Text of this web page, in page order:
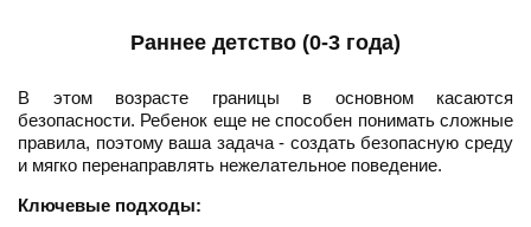
Раннее детство (0-3 года)
В этом возрасте границы в основном касаются
безопасности. Ребенок еще не способен понимать сложные
правила, поэтому ваша задача - создать безопасную среду
и мягко перенаправлять нежелательное поведение.
Ключевые подходы: